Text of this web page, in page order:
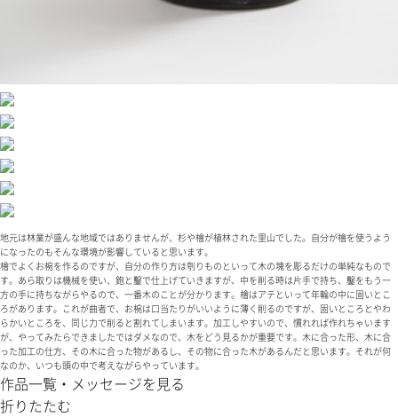
地元は林業が盛んな地域ではありませんが、杉や檜が植林された里山でした。自分が檜を使うよう
になったのもそんな環境が影響していると思います。
檜でよくお椀を作るのですが、自分の作り方は刳りものといって木の塊を彫るだけの単純なもので
す。あら取りは機械を使い、鉋と鑿で仕上げていきますが、中を削る時は片手で持ち、鑿をもう一
方の手に持ちながらやるので、一番木のことが分かります。檜はアテといって年輪の中に固いとこ
ろがあります。これが曲者で、お椀は口当たりがいいように薄く削るのですが、固いところとやわ
らかいところを、同じ力で削ると割れてしまいます。加工しやすいので、慣れれば作れちゃいます
が、やってみたらできましたではダメなので、木をどう見るかが重要です。木に合った形、木に合
った加工の仕方、その木に合った物があるし、その物に合った木があるんだと思います。それが何
なのか、いつも頭の中で考えながらやっています。
作品一覧・メッセージを見る
折りたたむ